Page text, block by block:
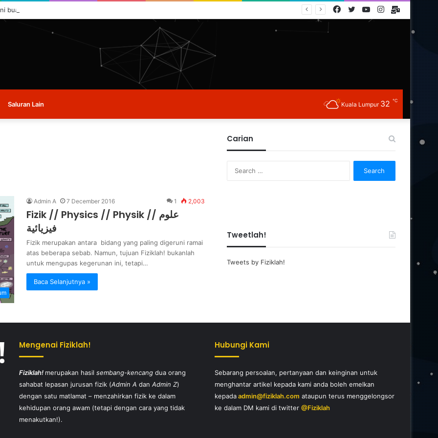
buat masa ini.
E-
Instagram
YouTube
Twitter
Facebook
Saluran Lain Kuala Lumpur 32 ℃
Admin A 7 December 2016 1 2,003
Fizik // Physics // Physik // علوم
فيزيائية
Fizik merupakan antara bidang yang paling digeruni ramai
atas beberapa sebab. Namun, tujuan Fiziklah! bukanlah
untuk mengupas kegerunan ini, tetapi…
Baca Selanjutnya »
Carian
Tweetlah!
Tweets by Fiziklah!
Mengenai Fiziklah!
Fiziklah! merupakan hasil sembang-kencang dua orang
sahabat lepasan jurusan fizik (Admin A dan Admin Z)
dengan satu matlamat – menzahirkan fizik ke dalam
kehidupan orang awam (tetapi dengan cara yang tidak
menakutkan!).
Hubungi Kami
Sebarang persoalan, pertanyaan dan keinginan untuk
menghantar artikel kepada kami anda boleh emelkan
kepadaadmin@fiziklah.com ataupun terus menggelongsor
ke dalam DM kami di twitter @Fiziklah